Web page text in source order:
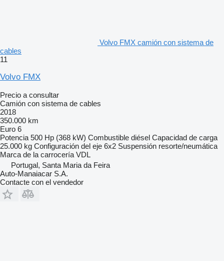
Volvo FMX camión con sistema de
cables
11
Volvo FMX
Precio a consultar
Camión con sistema de cables
2018
350.000 km
Euro 6
Potencia 500 Hp (368 kW) Combustible diésel Capacidad de carga
25.000 kg Configuración del eje 6x2 Suspensión resorte/neumática
Marca de la carrocería VDL
Portugal, Santa Maria da Feira
Auto-Manaiacar S.A.
Contacte con el vendedor